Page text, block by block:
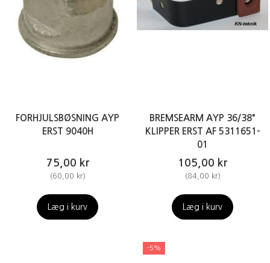
FORHJULSBØSNING AYP
ERST 9040H
75,00 kr
(60,00 kr)
Læg i kurv
BREMSEARM AYP 36/38"
KLIPPER ERST AF 5311651-
01
105,00 kr
(84,00 kr)
Læg i kurv
-5%